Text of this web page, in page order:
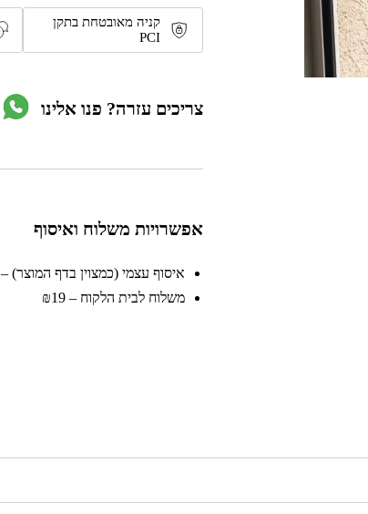
קניה מאובטחת בתקן
PCI
צריכים עזרה? פנו אלינו
אפשרויות משלוח ואיסוף
איסוף עצמי (כמצוין בדף המוצר) – ₪0
משלוח לבית הלקוח – ₪19